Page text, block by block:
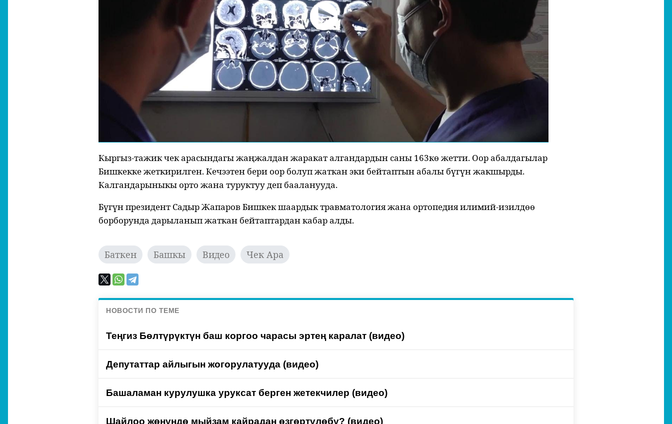
Кыргыз-тажик чек арасындагы жаңжалдан жаракат алгандардын саны 163кө жетти. Оор абалдагылар
Бишкекке жеткирилген. Кечээтен бери оор болуп жаткан эки бейтаптын абалы бүгүн жакшырды.
Калгандарыныкы орто жана туруктуу деп бааланууда.
Бүгүн президент Садыр Жапаров Бишкек шаардык травматология жана ортопедия илимий-изилдөө
борборунда дарыланып жаткан бейтаптардан кабар алды.
Баткен Башкы Видео Чек Ара
НОВОСТИ ПО ТЕМЕ
Теңгиз Бөлтүрүктүн баш коргоо чарасы эртең каралат (видео)
Депутаттар айлыгын жогорулатууда (видео)
Башаламан курулушка уруксат берген жетекчилер (видео)
Шайлоо жөнүндө мыйзам кайрадан өзгөртүлөбү? (видео)